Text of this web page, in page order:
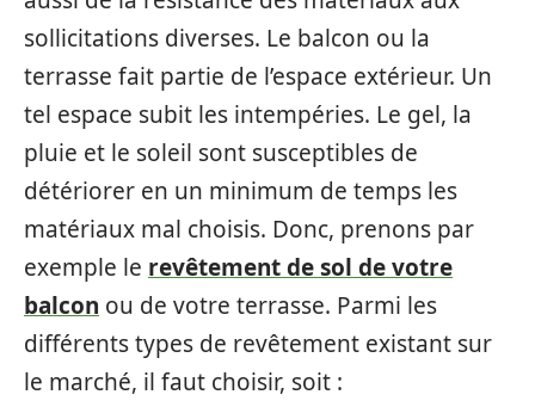
sollicitations diverses. Le balcon ou la
terrasse fait partie de l’espace extérieur. Un
tel espace subit les intempéries. Le gel, la
pluie et le soleil sont susceptibles de
détériorer en un minimum de temps les
matériaux mal choisis. Donc, prenons par
exemple le revêtement de sol de votre
balcon ou de votre terrasse. Parmi les
différents types de revêtement existant sur
le marché, il faut choisir, soit :